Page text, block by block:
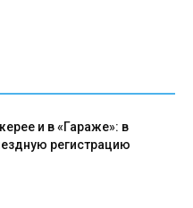
и в «Гараже»: в
регистрацию